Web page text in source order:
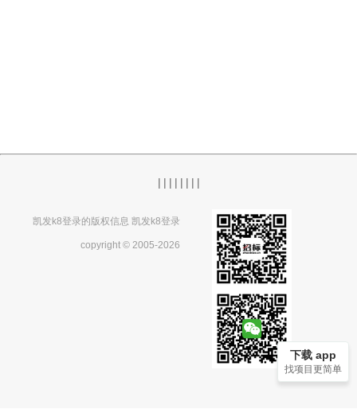
下载 app
找项目更简单
| | | | | | | |
凯发k8登录的版权信息 凯发k8登录
copyright © 2005-2026